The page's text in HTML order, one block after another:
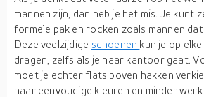
mannen zijn, dan heb je het mis. Je kunt
formele pak en rocken zoals mannen
Deze veelzijdige schoenen kun je op
dragen, zelfs als je naar kantoor gaat.
moet je echter flats boven hakken
naar eenvoudige kleuren en minder